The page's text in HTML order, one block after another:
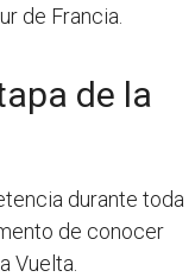
de Francia.
de la
durante toda
de conocer
Vuelta.